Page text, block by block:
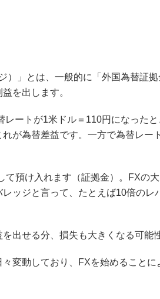
）」とは、一般的に「外国為替証
を出します。
ートが1米ドル＝110円になった
が為替差益です。一方で為替レー
預け入れます（証拠金）。FXの
ッジと言って、たとえば10倍のレ
出せる分、損失も大きくなる可能
変動しており、FXを始めること